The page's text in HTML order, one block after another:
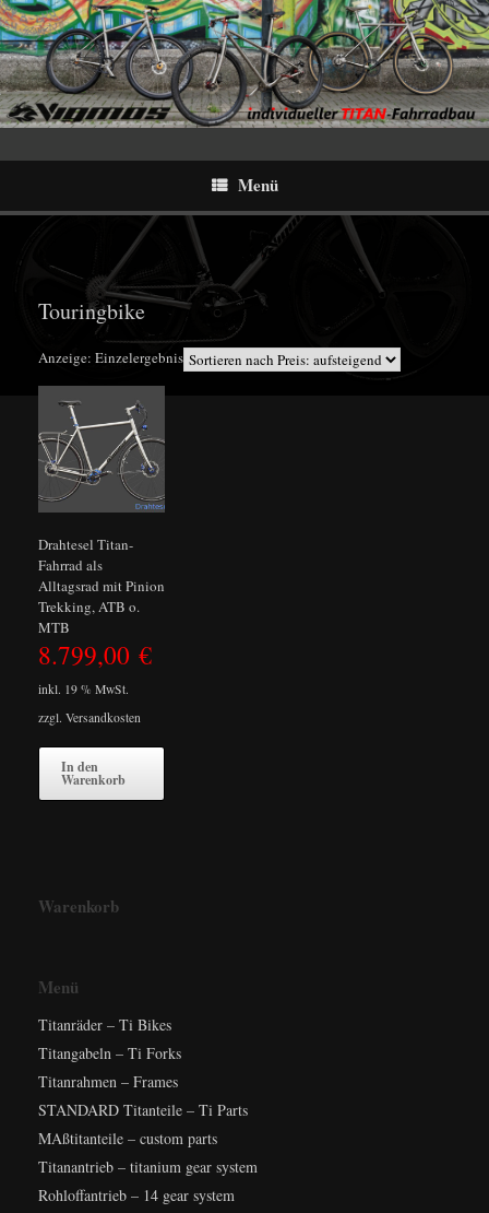
Menü
Touringbike
Anzeige: Einzelergebnis
Drahtesel Titan-
Fahrrad als
Alltagsrad mit Pinion
Trekking, ATB o.
MTB
8.799,00 €
inkl. 19 % MwSt.
zzgl. Versandkosten
In den
Warenkorb
Warenkorb
Menü
Titanräder – Ti Bikes
Titangabeln – Ti Forks
Titanrahmen – Frames
STANDARD Titanteile – Ti Parts
MAßtitanteile – custom parts
Titanantrieb – titanium gear system
Rohloffantrieb – 14 gear system